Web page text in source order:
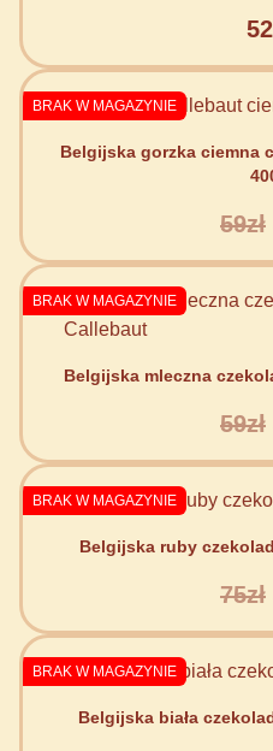
BRAK W MAGAZYNIE
Belgijska gorzka ciemna
59zł
BRAK W MAGAZYNIE
Belgijska mleczna
59zł
BRAK W MAGAZYNIE
Belgijska ruby
75zł
BRAK W MAGAZYNIE
Belgijska biała